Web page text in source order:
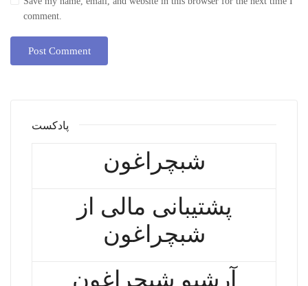
comment.
پادکست
شبچراغون
پشتیبانی مالی از
شبچراغون
آرشیو شبچراغون